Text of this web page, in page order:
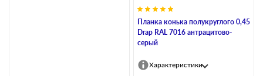
Планка конька полукруглого 0,45
Drap RAL 7016 антрацитово-
серый
Характеристики